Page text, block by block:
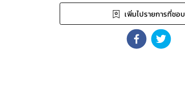
เพิ่มไปรายการที่ชอบ